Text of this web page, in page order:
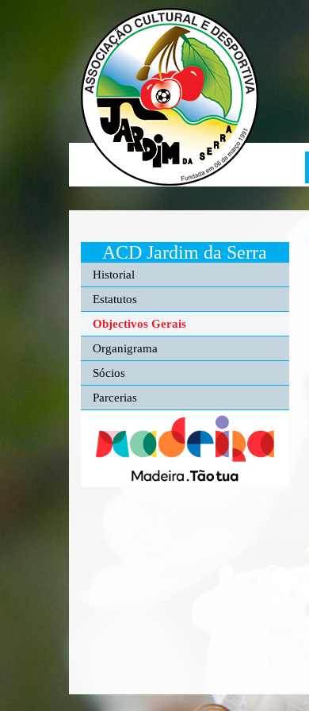
ACD Jardim da Serra
Historial
Estatutos
Objectivos Gerais
Organigrama
Sócios
Parcerias